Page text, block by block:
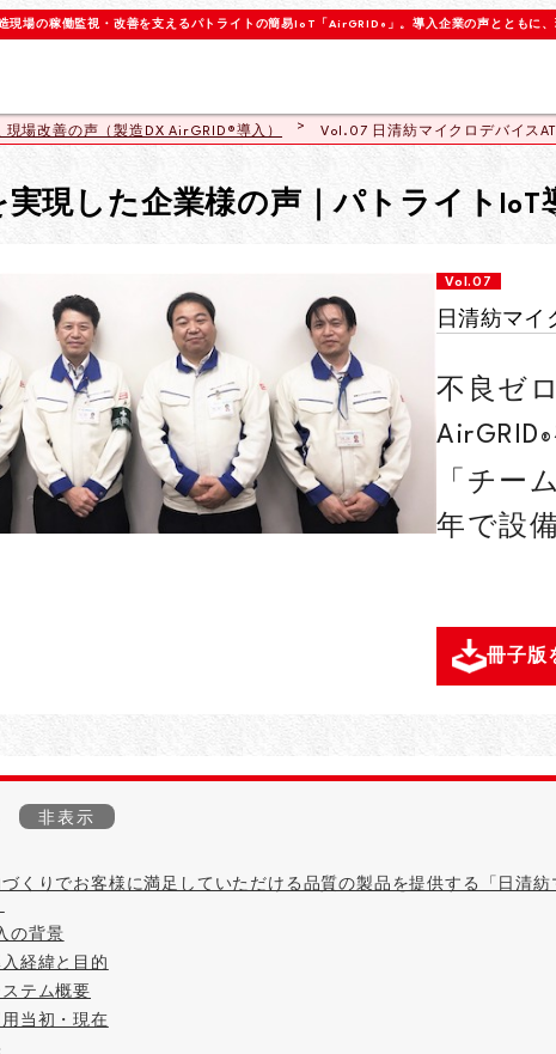
場の稼働監視・改善を支えるパトライトの簡易IoT「AirGRID ® 」。導入企業の声とともに
現場改善の声（製造DX AirGRID®導入） Vol.07 日清紡マイクロデバイス
現した企業様の声｜パトライトIoT
Vol.07
日清紡マイ
不良ゼ
AirGRID ®
「チー
年で設
冊子版
くりでお客様に満足していただける品質の製品を提供する「日清紡
の背景
経緯と目的
ステム概要
当初・現在